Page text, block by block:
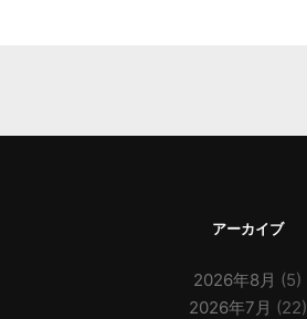
アーカイブ
2026年8月 (5)
2026年7月 (22)